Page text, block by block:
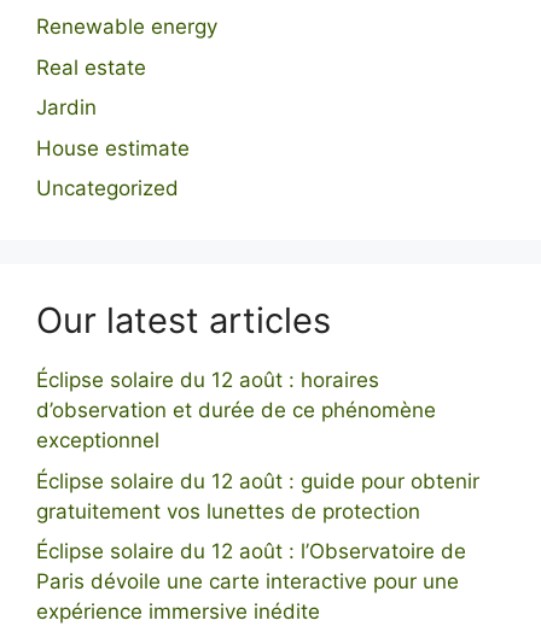
Renewable energy
Real estate
Jardin
House estimate
Uncategorized
Our latest articles
Éclipse solaire du 12 août : horaires
d’observation et durée de ce phénomène
exceptionnel
Éclipse solaire du 12 août : guide pour obtenir
gratuitement vos lunettes de protection
Éclipse solaire du 12 août : l’Observatoire de
Paris dévoile une carte interactive pour une
expérience immersive inédite